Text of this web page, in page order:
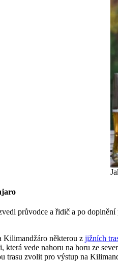
průvodce a řidič a po
Kilimandžáro některou z jižních
která vede nahoru na horu ze
trasu zvolit pro výstup na